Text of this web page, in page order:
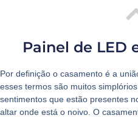
Painel de LED
Por definição o casamento é a
esses termos são muitos
sentimentos que estão presentes
altar onde está o noivo. O